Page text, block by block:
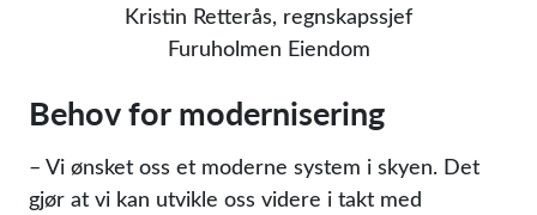
Kristin Retterås, regnskapssjef
Furuholmen Eiendom
Behov for modernisering
– Vi ønsket oss et moderne system i skyen. Det
gjør at vi kan utvikle oss videre i takt med